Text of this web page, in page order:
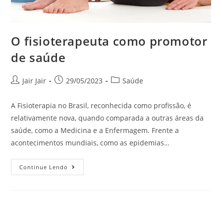
O fisioterapeuta como promotor
de saúde
Jair Jair 29/05/2023 Saúde
A Fisioterapia no Brasil, reconhecida como profissão, é
relativamente nova, quando comparada a outras áreas da
saúde, como a Medicina e a Enfermagem. Frente a
acontecimentos mundiais, como as epidemias…
Continue Lendo